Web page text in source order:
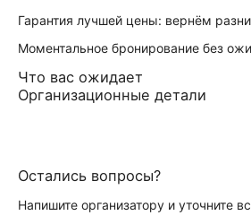
Гарантия лучшей цены: вернём
Моментальное бронирование без
Что вас ожидает
Организационные детали
Остались вопросы?
Напишите организатору и уточните